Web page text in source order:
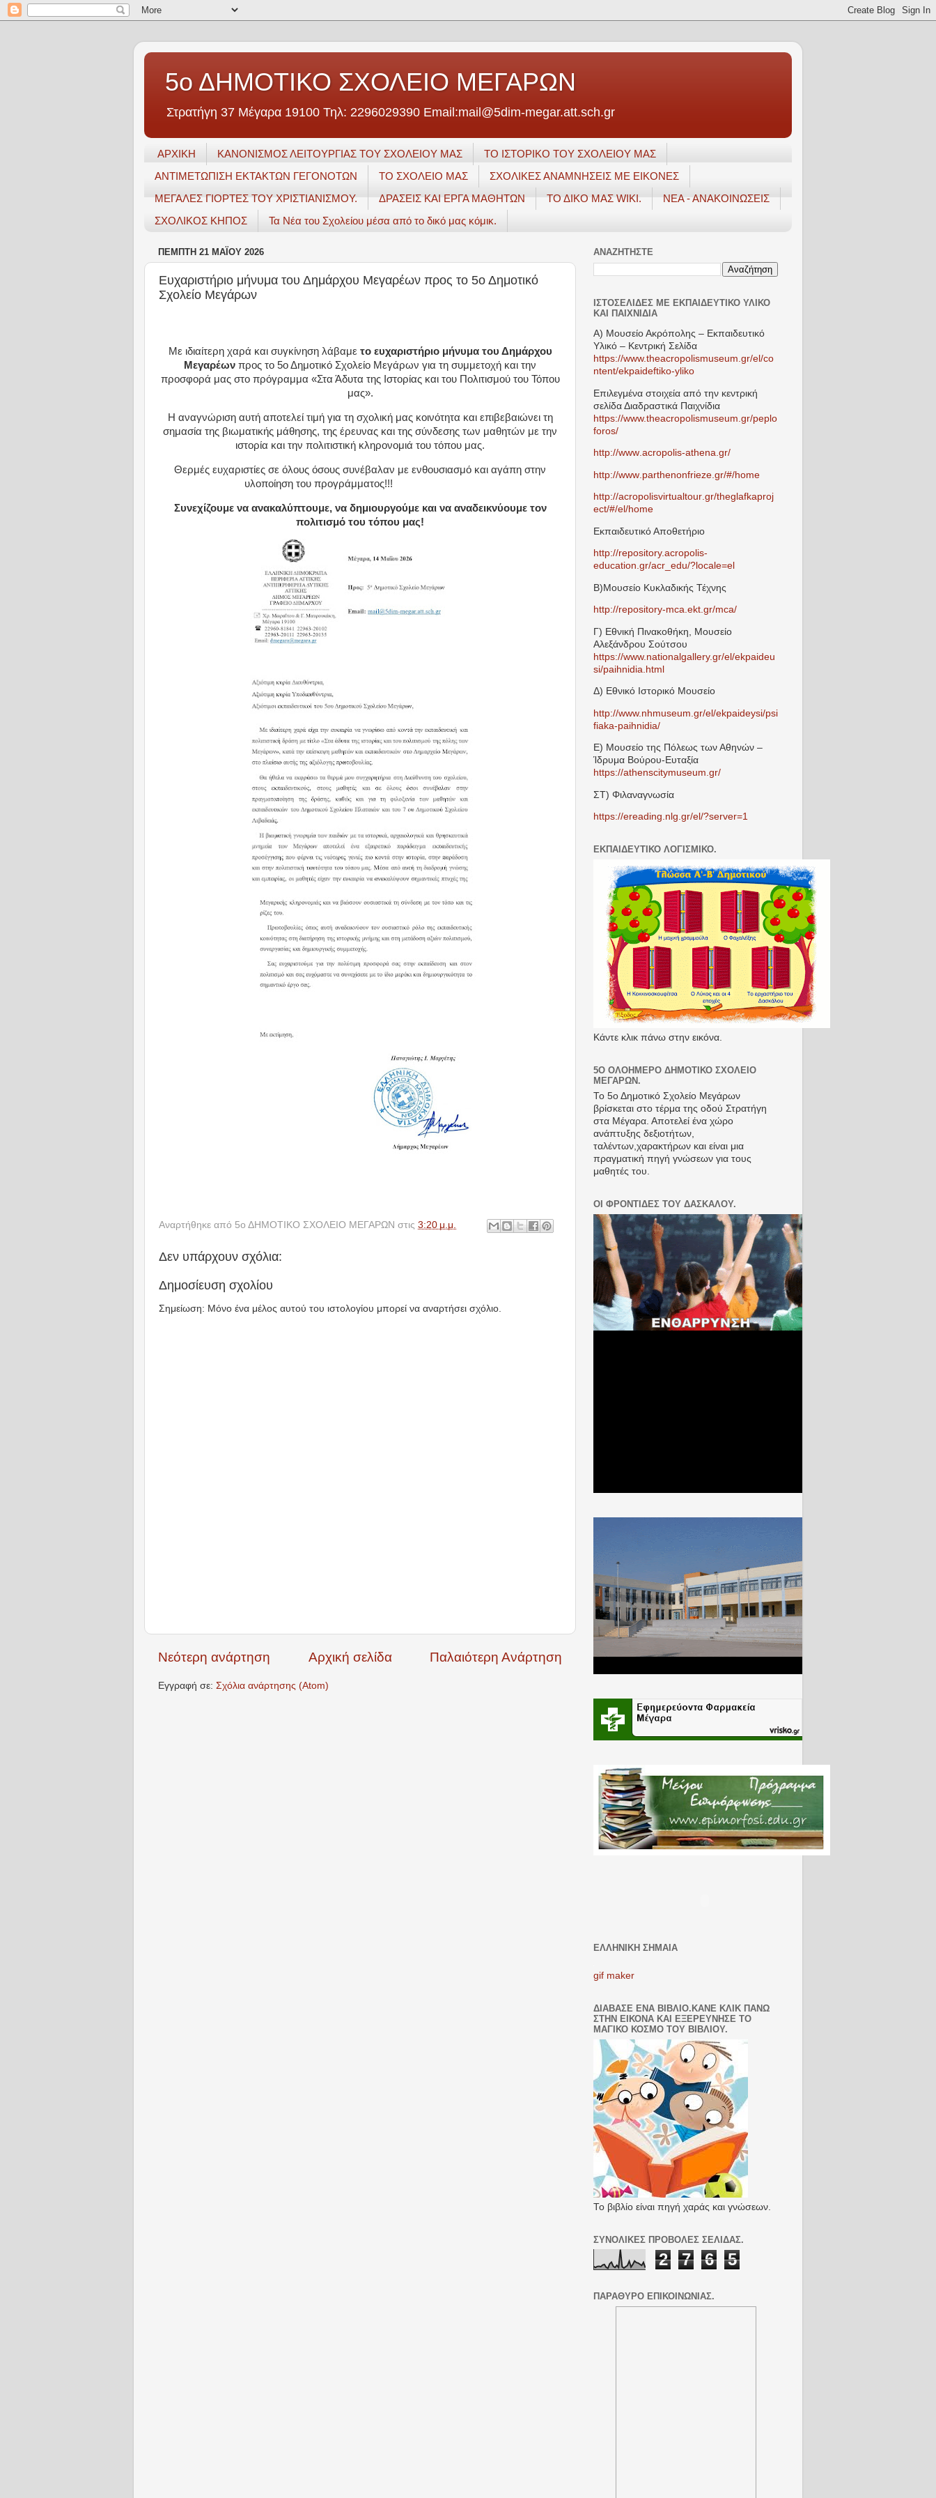
5ο ΔΗΜΟΤΙΚΟ ΣΧΟΛΕΙΟ ΜΕΓΑΡΩΝ
Στρατήγη 37 Μέγαρα 19100 Τηλ: 2296029390 Email:mail@5dim-megar.att.sch.gr
ΑΡΧΙΚΗ ΚΑΝΟΝΙΣΜΟΣ ΛΕΙΤΟΥΡΓΙΑΣ ΤΟΥ ΣΧΟΛΕΙΟΥ ΜΑΣ
ΤΟ ΙΣΤΟΡΙΚΟ ΤΟΥ ΣΧΟΛΕΙΟΥ ΜΑΣ
ΑΝΤΙΜΕΤΩΠΙΣΗ ΕΚΤΑΚΤΩΝ ΓΕΓΟΝΟΤΩΝ
ΤΟ ΣΧΟΛΕΙΟ ΜΑΣ
ΣΧΟΛΙΚΕΣ ΑΝΑΜΝΗΣΕΙΣ ΜΕ ΕΙΚΟΝΕΣ
ΜΕΓΑΛΕΣ ΓΙΟΡΤΕΣ ΤΟΥ ΧΡΙΣΤΙΑΝΙΣΜΟΥ.
ΔΡΑΣΕΙΣ ΚΑΙ ΕΡΓΑ ΜΑΘΗΤΩΝ ΤΟ ΔΙΚΟ ΜΑΣ WIKI.
ΝΕΑ - ΑΝΑΚΟΙΝΩΣΕΙΣ
ΣΧΟΛΙΚΟΣ ΚΗΠΟΣ
Τα Νέα του Σχολείου μέσα από το δικό μας κόμικ.
ΠΈΜΠΤΗ 21 ΜΑΪ́ΟΥ 2026
Ευχαριστήριο μήνυμα του Δημάρχου Μεγαρέων προς το 5ο Δημοτικό
Σχολείο Μεγάρων
Με ιδιαίτερη χαρά και συγκίνηση λάβαμε το ευχαριστήριο μήνυμα του Δημάρχου
Μεγαρέων προς το 5ο Δημοτικό Σχολείο Μεγάρων για τη συμμετοχή και την
προσφορά μας στο πρόγραμμα «Στα Άδυτα της Ιστορίας και του Πολιτισμού του Τόπου
μας».
Η αναγνώριση αυτή αποτελεί τιμή για τη σχολική μας κοινότητα και επιβεβαιώνει τη
σημασία της βιωματικής μάθησης, της έρευνας και της σύνδεσης των μαθητών με την
ιστορία και την πολιτιστική κληρονομιά του τόπου μας.
Θερμές ευχαριστίες σε όλους όσους συνέβαλαν με ενθουσιασμό και αγάπη στην
υλοποίηση του προγράμματος!!!
Συνεχίζουμε να ανακαλύπτουμε, να δημιουργούμε και να αναδεικνύουμε τον
πολιτισμό του τόπου μας!
Αναρτήθηκε από 5ο ΔΗΜΟΤΙΚΟ ΣΧΟΛΕΙΟ ΜΕΓΑΡΩΝ στις 3:20 μ.μ.
Δεν υπάρχουν σχόλια:
Δημοσίευση σχολίου
Σημείωση: Μόνο ένα μέλος αυτού του ιστολογίου μπορεί να αναρτήσει σχόλιο.
Νεότερη ανάρτηση Παλαιότερη Ανάρτηση
Αρχική σελίδα
Εγγραφή σε: Σχόλια ανάρτησης (Atom)
ΑΝΑΖΗΤΉΣΤΕ
ΙΣΤΟΣΕΛΊΔΕΣ ΜΕ ΕΚΠΑΙΔΕΥΤΙΚΌ ΥΛΙΚΌ
ΚΑΙ ΠΑΙΧΝΊΔΙΑ
Α) Μουσείο Ακρόπολης – Εκπαιδευτικό
Υλικό – Κεντρική Σελίδα
https://www.theacropolismuseum.gr/el/co
ntent/ekpaideftiko-yliko
Επιλεγμένα στοιχεία από την κεντρική
σελίδα Διαδραστικά Παιχνίδια
https://www.theacropolismuseum.gr/peplo
foros/
http://www.acropolis-athena.gr/
http://www parthenonfrieze gr/#/home
http://acropolisvirtualtour.gr/theglafkaproj
ect/#/el /home
Εκπαιδευτικό Αποθετήριο
http://repository.acropolis-
education.gr/acr_edu/?locale=el
Β)Μουσείο Κυκλαδικής Τέχνης
http://repository-mca.ekt.gr/mca/
Γ) Εθνική Πινακοθήκη, Μουσείο
Αλεξάνδρου Σούτσου
https://www.nationalgallery.gr/el/ekpaideu
si/paihnidia.html
Δ) Εθνικό Ιστορικό Μουσείο
http://www.nhmuseum.gr/el/ekpaideysi/psi
fiaka-paihnidia/
Ε) Μουσείο της Πόλεως των Αθηνών –
Ίδρυμα Βούρου-Ευταξία
https://athenscitymuseum.gr/
ΣΤ) Φιλαναγνωσία
https://ereading.nlg.gr/el/?server=1
ΕΚΠΑΙΔΕΥΤΙΚΌ ΛΟΓΙΣΜΙΚΌ.
Κάντε κλικ πάνω στην εικόνα.
5Ο ΟΛΟΉΜΕΡΟ ΔΗΜΟΤΙΚΌ ΣΧΟΛΕΊΟ
ΜΕΓΆΡΩΝ.
Το 5ο Δημοτικό Σχολείο Μεγάρων
βρίσκεται στο τέρμα της οδού Στρατήγη
στα Μέγαρα. Αποτελεί ένα χώρο
ανάπτυξης δεξιοτήτων,
ταλέντων,χαρακτήρων και είναι μια
πραγματική πηγή γνώσεων για τους
μαθητές του.
ΟΙ ΦΡΟΝΤΙΔΕΣ ΤΟΥ ΔΑΣΚΑΛΟΥ.
ΕΛΛΗΝΙΚΗ ΣΗΜΑΙΑ
gif maker
ΔΙΑΒΑΣΕ ΕΝΑ ΒΙΒΛΙΟ.ΚΑΝΕ ΚΛΙΚ ΠΑΝΩ
ΣΤΗΝ ΕΙΚΟΝΑ ΚΑΙ ΕΞΕΡΕΥΝΗΣΕ ΤΟ
ΜΑΓΙΚΟ ΚΟΣΜΟ ΤΟΥ ΒΙΒΛΙΟΥ.
Το βιβλίο είναι πηγή χαράς και γνώσεων.
ΣΥΝΟΛΙΚΕΣ ΠΡΟΒΟΛΕΣ ΣΕΛΙΔΑΣ.
2 7 6 5
ΠΑΡΑΘΥΡΟ ΕΠΙΚΟΙΝΩΝΙΑΣ.